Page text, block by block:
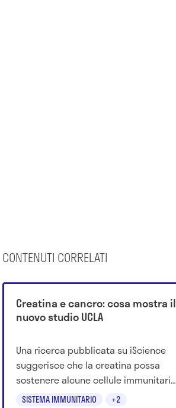
CONTENUTI CORRELATI
SISTEMA IMMUNITARIO +2
Creatina e cancro: cosa mostra il
nuovo studio UCLA
Una ricerca pubblicata su iScience
suggerisce che la creatina possa
sostenere alcune cellule immunitarie
coinvolte nella risposta contro i